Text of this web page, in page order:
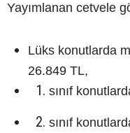
Yayımlanan cetvele
Lüks konutlarda
26.849 TL,
sınıf
sınıf